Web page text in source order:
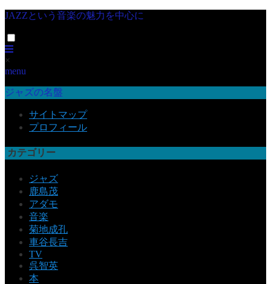
JAZZという音楽の魅力を中心に
×
menu
ジャズの名盤
サイトマップ
プロフィール
カテゴリー
ジャズ
鹿島茂
アダモ
音楽
菊地成孔
車谷長吉
TV
呉智英
本